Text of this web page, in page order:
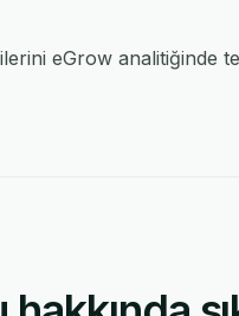
eGrow analitiğinde